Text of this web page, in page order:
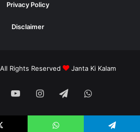
Privacy Policy
Disclaimer
Rights Reserved Janta Ki Kalam
YouTubeInstagram
TelegramWhatsApp